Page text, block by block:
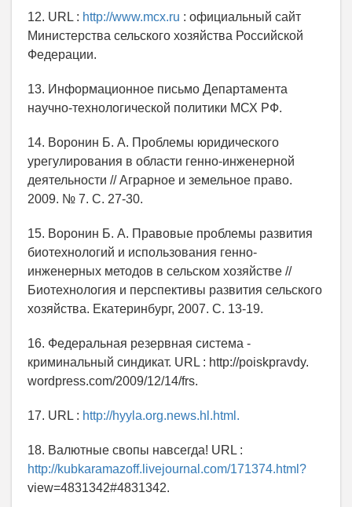
12. URL : http://www.mcx.ru : официальный сайт
Министерства сельского хозяйства Российской
Федерации.
13. Информационное письмо Департамента
научно-технологической политики МСХ РФ.
14. Воронин Б. А. Проблемы юридического
урегулирования в области генно-инженерной
деятельности // Аграрное и земельное право.
2009. № 7. С. 27-30.
15. Воронин Б. А. Правовые проблемы развития
биотехнологий и использования генно-
инженерных методов в сельском хозяйстве //
Биотехнология и перспективы развития сельского
хозяйства. Екатеринбург, 2007. С. 13-19.
16. Федеральная резервная система -
криминальный синдикат. URL : http://poiskpravdy.
wordpress.com/2009/12/14/frs.
17. URL : http://hyyla.org.news.hl.html.
18. Валютные свопы навсегда! URL :
http://kubkaramazoff.livejournal.com/171374.html?
view=4831342#4831342.